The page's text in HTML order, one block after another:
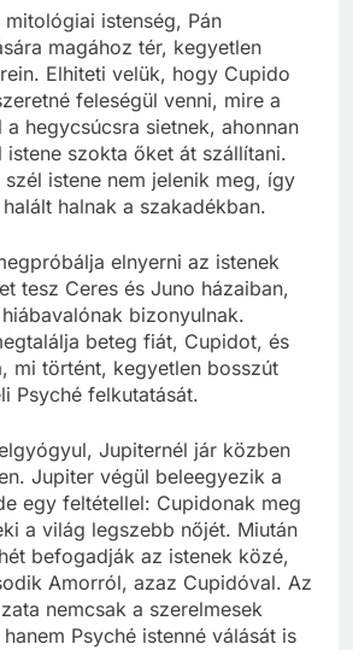
mitológiai istenség, Pán
magához tér, kegyetlen
Elhiteti velük, hogy Cupido
feleségül venni, mire a
a hegycsúcsra sietnek, ahonnan
istene szokta őket át szállítani.
istene nem jelenik meg, így
halnak a szakadékban.
elnyerni az istenek
tesz Ceres és Juno házaiban,
bizonyulnak.
beteg fiát, Cupidot, és
mi történt, kegyetlen bosszút
Psyché felkutatását.
Jupiternél jár közben
Jupiter végül beleegyezik a
egy feltétellel: Cupidonak meg
a világ legszebb nőjét. Miután
befogadják az istenek közé,
Amorról, azaz Cupidóval. Az
nemcsak a szerelmesek
Psyché istenné válását is